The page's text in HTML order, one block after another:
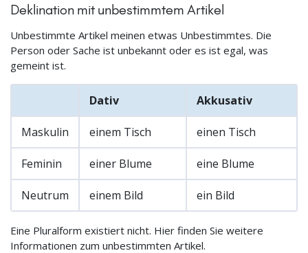
Deklination mit unbestimmtem Artikel
Unbestimmte Artikel meinen etwas Unbestimmtes. Die
Person oder Sache ist unbekannt oder es ist egal, was
gemeint ist.
Dativ Akkusativ
Maskulin einem Tisch einen Tisch
Feminin einer Blume eine Blume
Neutrum einem Bild ein Bild
Eine Pluralform existiert nicht. Hier finden Sie weitere
Informationen zum unbestimmten Artikel.